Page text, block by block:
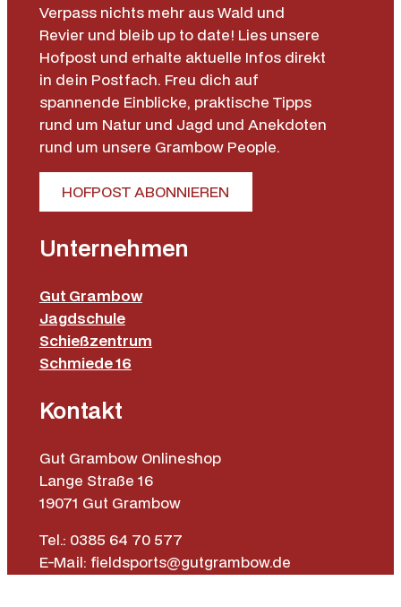
Verpass nichts mehr aus Wald und
Revier und bleib up to date! Lies unsere
Hofpost und erhalte aktuelle Infos direkt
in dein Postfach. Freu dich auf
spannende Einblicke, praktische Tipps
rund um Natur und Jagd und Anekdoten
rund um unsere Grambow People.
HOFPOST ABONNIEREN
Unternehmen
Gut Grambow
Jagdschule
Schießzentrum
Schmiede 16
Kontakt
Gut Grambow Onlineshop
Lange Straße 16
19071 Gut Grambow
Tel.: 0385 64 70 577
E-Mail: fieldsports@gutgrambow.de